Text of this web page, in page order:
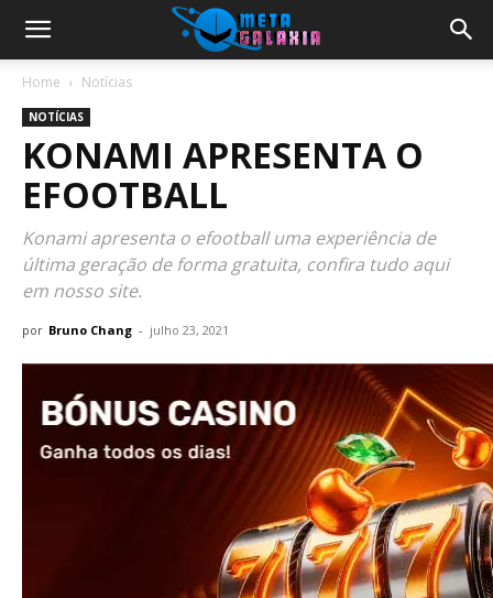
Home Notícias
NOTÍCIAS
KONAMI APRESENTA O
EFOOTBALL
Konami apresenta o efootball uma experiência de
última geração de forma gratuita, confira tudo aqui
em nosso site.
por Bruno Chang - julho 23, 2021